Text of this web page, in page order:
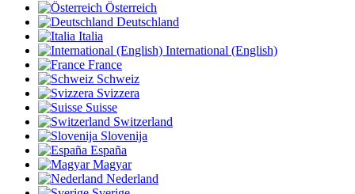
Österreich
Deutschland
Italia
International (English)
France
Schweiz
Svizzera
Suisse
Switzerland
Slovenija
España
Magyar
Nederland